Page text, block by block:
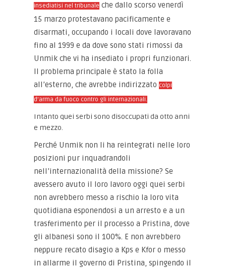
insediatisi nel tribunale che dallo scorso venerdì
15 marzo protestavano pacificamente e
disarmati, occupando i locali dove lavoravano
fino al 1999 e da dove sono stati rimossi da
Unmik che vi ha insediato i propri funzionari.
Il problema principale è stato la folla
all’esterno, che avrebbe indirizzatocolpi
d’arma da fuoco contro gli internazionali.
Intanto quei serbi sono disoccupati da otto anni
e mezzo.
Perché Unmik non li ha reintegrati nelle loro
posizioni pur inquadrandoli
nell’internazionalità della missione? Se
avessero avuto il loro lavoro oggi quei serbi
non avrebbero messo a rischio la loro vita
quotidiana esponendosi a un arresto e a un
trasferimento per il processo a Pristina, dove
gli albanesi sono il 100%. E non avrebbero
neppure recato disagio a Kps e Kfor o messo
in allarme il governo di Pristina, spingendo il